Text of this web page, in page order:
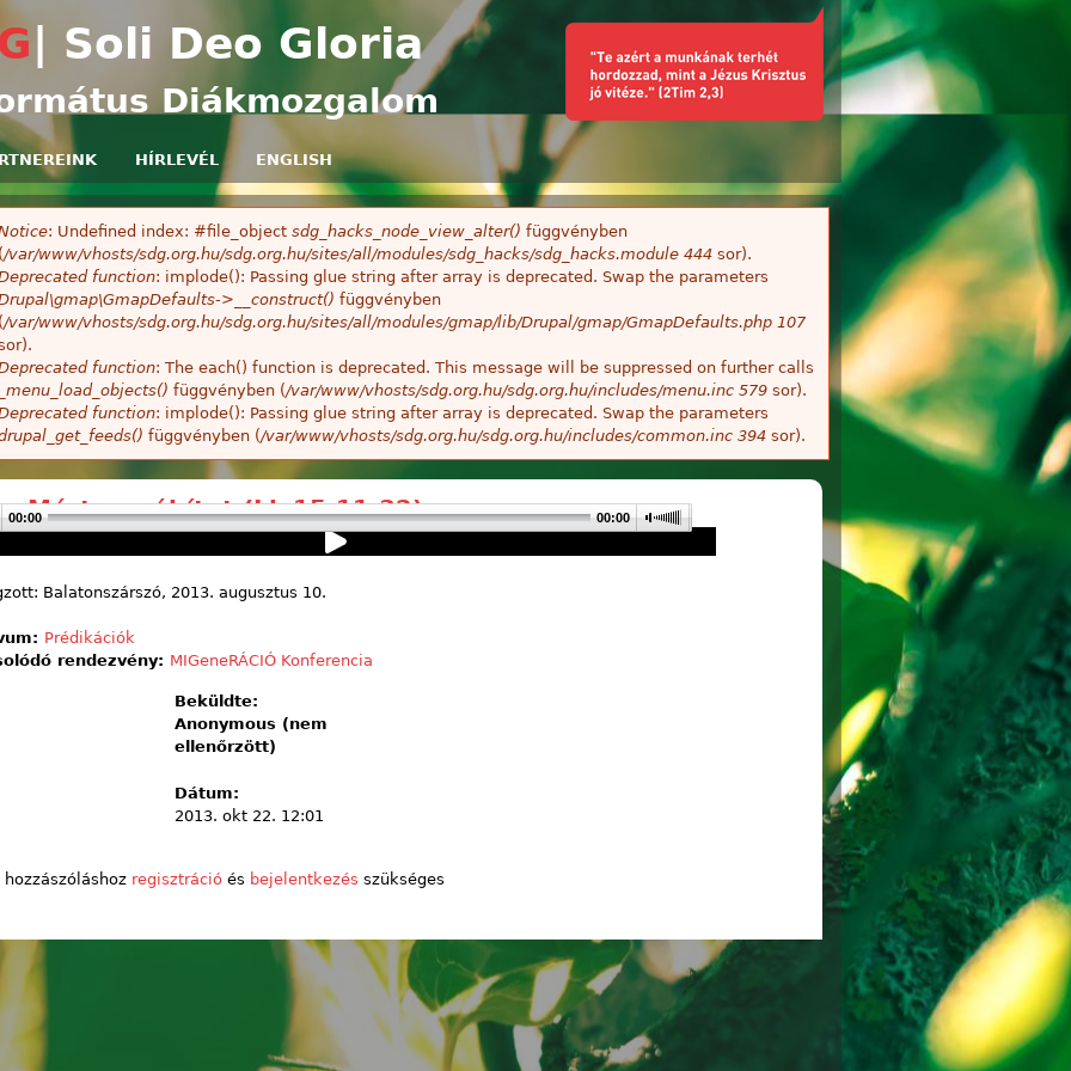
| Soli Deo Gloria
Diákmozgalom
HÍRLEVÉL ENGLISH
: Undefined index: #file_object sdg_hacks_node_view_alter() függvényben
(/var/www/vhosts/sdg.org.hu/sdg.org.hu/sites/all/modules/sdg_hacks/sdg_hacks.module 444 sor).
function: implode(): Passing glue string after array is deprecated. Swap the parameters
>__construct() függvényben
(/var/www/vhosts/sdg.org.hu/sdg.org.hu/sites/all/modules/gmap/lib/Drupal/gmap/GmapDefaults.php 107
function: The each() function is deprecated. This message will be suppressed on further calls
_menu_load_objects() függvényben (/var/www/vhosts/sdg.org.hu/sdg.org.hu/includes/menu.inc 579 sor).
function: implode(): Passing glue string after array is deprecated. Swap the parameters
függvényben (/var/www/vhosts/sdg.org.hu/sdg.org.hu/includes/common.inc 394 sor).
Márton - áhítat (Lk 15,11-32)
00:00 00:00
Balatonszárszó, 2013. augusztus 10.
Prédikációk
rendezvény: MIGeneRÁCIÓ Konferencia
Beküldte:
Anonymous (nem
ellenőrzött)
Dátum:
2013. okt 22. 12:01
hozzászóláshoz regisztrációés bejelentkezés szükséges